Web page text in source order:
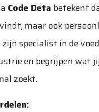
Code Deta betekent
maar ook
specialist in de
en begrijpen wat
zoekt.